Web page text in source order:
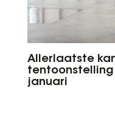
Allerlaatste
tentoonstelling
januari